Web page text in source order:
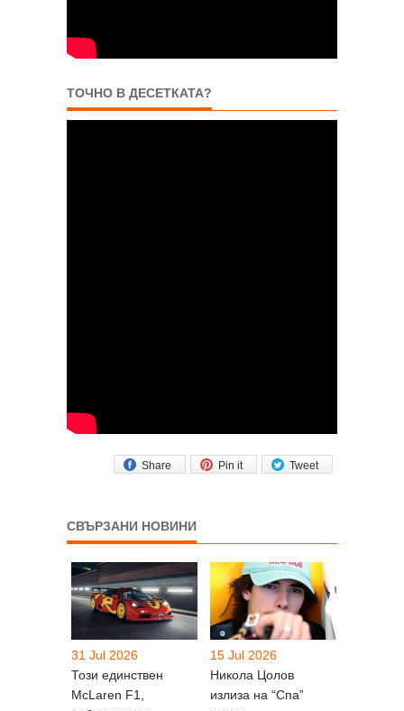
ТОЧНО В ДЕСЕТКАТА?
Tweet
Pin it
Share
СВЪРЗАНИ НОВИНИ
31 Jul 2026
Този единствен
McLaren F1,
15 Jul 2026
Никола Цолов
излиза на “Спа”